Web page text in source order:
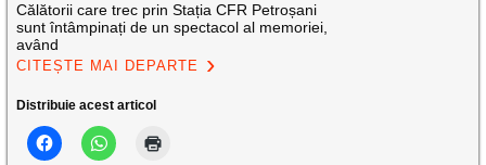
Călătorii care trec prin Stația CFR Petroșani
sunt întâmpinați de un spectacol al memoriei,
având
CITEȘTE MAI DEPARTE
Distribuie acest articol